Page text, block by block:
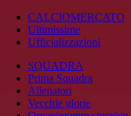
CALCIOMERCATO
Ultimissime
Ufficializzazioni
SQUADRA
Prima Squadra
Allenatori
Vecchie glorie